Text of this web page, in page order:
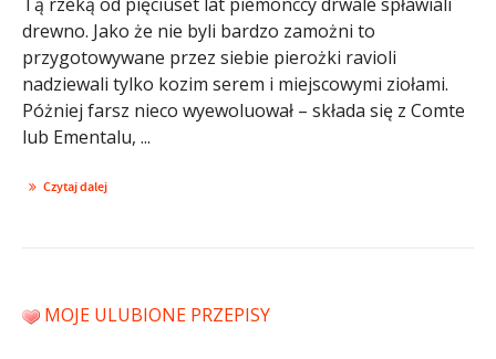
drewno. Jako że nie byli bardzo zamożni to
przygotowywane przez siebie pierożki ravioli
nadziewali tylko kozim serem i miejscowymi ziołami.
Póżniej farsz nieco wyewoluował – składa się z Comte
lub Ementalu, ...
Czytaj dalej
MOJE ULUBIONE PRZEPISY